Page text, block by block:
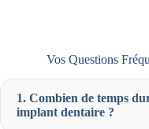
Vos Questions
1. Combien de temps
implant dentaire ?